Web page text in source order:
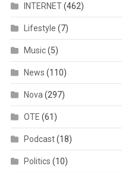
INTERNET(462)
Lifestyle (7)
Music(5)
News (110)
Nova(297)
OTE (61)
Podcast(18)
Politics (10)